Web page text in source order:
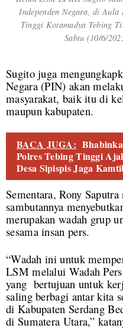
Independen Negara, di
Tinggi Kotamadya Tebing
Sabtu (10/6/
Sugito juga
Negara (PIN) akan
masyarakat, baik itu di
maupun kabupaten.
BACA JUGA:
Polres Tebing Tinggi
Desa Sipispis Jaga
Sementara, Rony
sambutannya
merupakan wadah grup
sesama insan pers.
“Wadah ini untuk
LSM melalui Wadah
yang bertujuan untuk
saling berbagi antar kita
di Kabupaten Serdang
di Sumatera Utara,”